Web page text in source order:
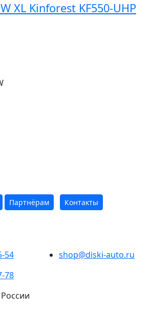
XL Kinforest KF550-UHP
Партнёрам Контакты
54
78
shop@diski-auto.ru